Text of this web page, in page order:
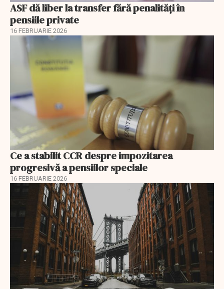
ASF dă liber la transfer fără penalități în
pensiile private
16 FEBRUARIE 2026
Ce a stabilit CCR despre impozitarea
progresivă a pensiilor speciale
16 FEBRUARIE 2026